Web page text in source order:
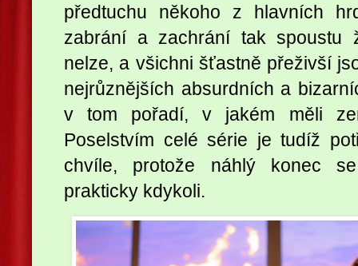
předtuchu někoho z hlavních
zabrání a zachrání tak spoustu
nelze, a všichni šťastně přeživší
nejrůznějších absurdních a
v tom pořadí, v jakém měli
Poselstvím celé série je tudíž
chvíle, protože náhlý konec
prakticky kdykoli.